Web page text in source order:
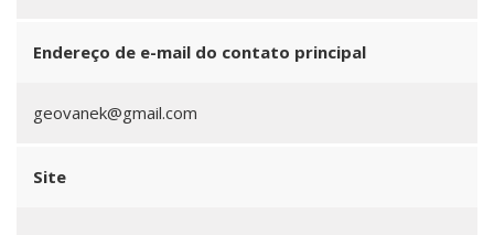
Endereço de e-mail do contato principal
geovanek@gmail.com
Site